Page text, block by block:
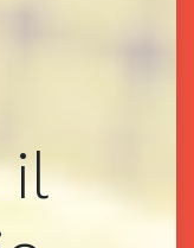
il